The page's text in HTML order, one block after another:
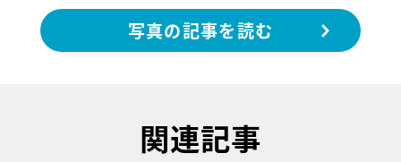
写真の記事を読む
関連記事